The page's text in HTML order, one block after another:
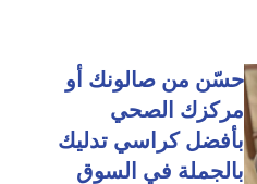
حسّن من صالونك أو
مركزك الصحي
بأفضل كراسي تدليك
بالجملة في السوق